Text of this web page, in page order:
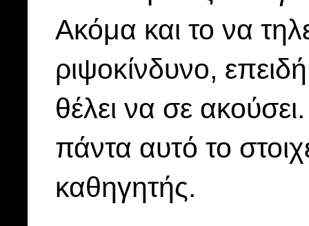
Ακόμα και το να
ριψοκίνδυνο,
θέλει να σε
πάντα αυτό το
καθηγητής.